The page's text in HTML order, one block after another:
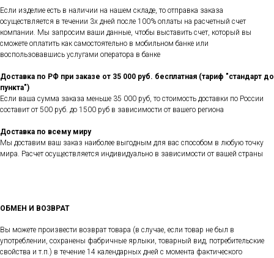
Если изделие есть в наличии на нашем складе, то отправка заказа
осуществляется в течении 3х дней после 100% оплаты на расчетный счет
компании. Мы запросим ваши данные, чтобы выставить счет, который вы
сможете оплатить как самостоятельно в мобильном банке или
воспользовавшись услугами оператора в банке
Доставка по РФ при заказе от 35 000 руб. бесплатная (тариф "стандарт до
пункта")
Если ваша сумма заказа меньше 35 000 руб, то стоимость доставки по России
составит от 500 руб. до 1500 руб в зависимости от вашего региона
Доставка по всему миру
Мы доставим ваш заказ наиболее выгодным для вас способом в любую точку
мира. Расчет осуществляется индивидуально в зависимости от вашей страны
ОБМЕН И ВОЗВРАТ
Вы можете произвести возврат товара (в случае, если товар не был в
употреблении, сохранены фабричные ярлыки, товарный вид, потребительские
свойства и т.п.) в течение 14 календарных дней с момента фактического